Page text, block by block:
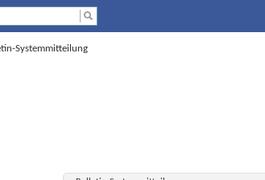
Systemmitteilung